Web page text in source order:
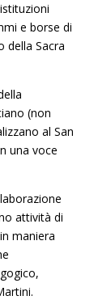
e borse di
della Sacra
(non
al San
una voce
attività di
maniera